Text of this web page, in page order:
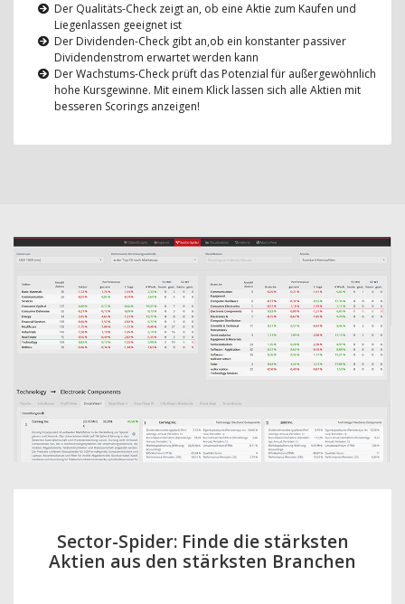
Der Qualitäts-Check zeigt an, ob eine Aktie zum Kaufen und
Liegenlassen geeignet ist
Der Dividenden-Check gibt an,ob ein konstanter passiver
Dividendenstrom erwartet werden kann
Der Wachstums-Check prüft das Potenzial für außergewöhnlich
hohe Kursgewinne. Mit einem Klick lassen sich alle Aktien mit
besseren Scorings anzeigen!
Sector-Spider: Finde die stärksten
Aktien aus den stärksten Branchen